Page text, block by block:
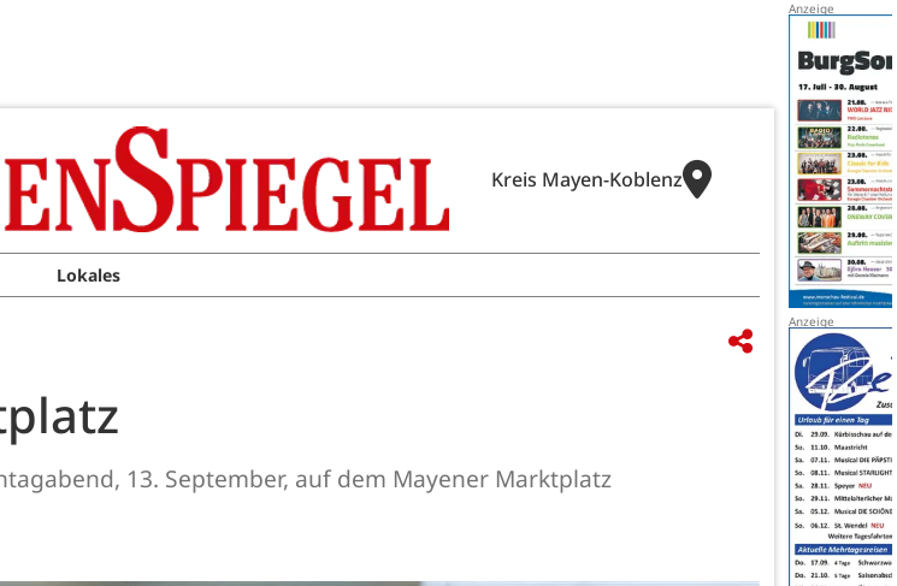
Kreis Mayen-Koblenz
Lokales
13. September, auf dem Mayener Marktplatz